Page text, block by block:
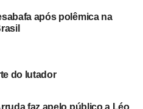
agradeceu novamente
ao seu lado
de incentivo tem servido
após polêmica na
do lutador
faz apelo público a Léo